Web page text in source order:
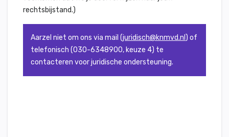
rechtsbijstand.)
Aarzel niet om ons via mail (juridisch@knmvd.nl ) of
telefonisch (030-6348900, keuze 4) te
contacteren voor juridische ondersteuning.